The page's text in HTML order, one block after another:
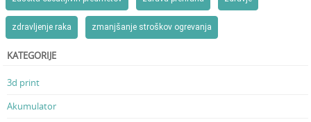
zdravljenje raka zmanjšanje stroškov ogrevanja
KATEGORIJE
3d print
Akumulator